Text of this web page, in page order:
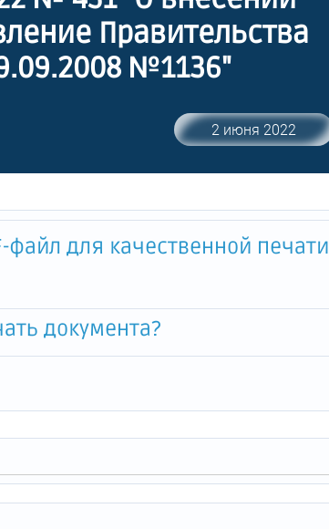
Правительства
№1136"
2 июня 2022
файл для качественной печати
документа?